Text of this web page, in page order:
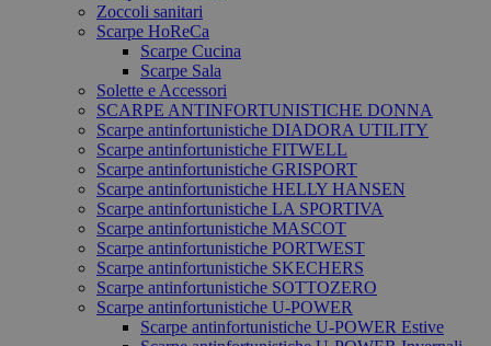
Zoccoli sanitari
Scarpe HoReCa
Scarpe Cucina
Scarpe Sala
Solette e Accessori
SCARPE ANTINFORTUNISTICHE DONNA
Scarpe antinfortunistiche DIADORA UTILITY
Scarpe antinfortunistiche FITWELL
Scarpe antinfortunistiche GRISPORT
Scarpe antinfortunistiche HELLY HANSEN
Scarpe antinfortunistiche LA SPORTIVA
Scarpe antinfortunistiche MASCOT
Scarpe antinfortunistiche PORTWEST
Scarpe antinfortunistiche SKECHERS
Scarpe antinfortunistiche SOTTOZERO
Scarpe antinfortunistiche U-POWER
Scarpe antinfortunistiche U-POWER Estive